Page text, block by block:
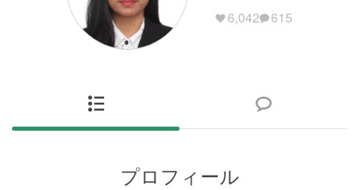
6,042 615
プロフィール